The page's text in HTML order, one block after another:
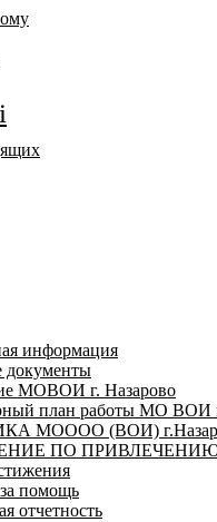
информация
документы
МОВОИ г. Назарово
план работы МО
МОООО (ВОИ)
ПО ПРИВЛЕЧЕНИЮ
помощь
отчетность